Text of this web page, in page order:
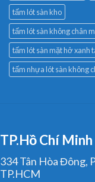
tấm lót sàn kho
tấm lót sàn không chân
tấm lót sàn mặt hở xanh
tấm nhựa lót sàn không
TP.Hồ Chí Minh
334 Tân Hòa Đông,
TP.HCM